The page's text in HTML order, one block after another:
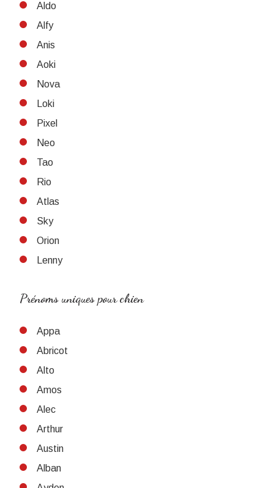
Aldo
Alfy
Anis
Aoki
Nova
Loki
Pixel
Neo
Tao
Rio
Atlas
Sky
Orion
Lenny
Prénoms uniques pour chien
Appa
Abricot
Alto
Amos
Alec
Arthur
Austin
Alban